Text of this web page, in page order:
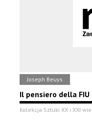
Joseph Beuys
Il pensiero della FIU
Kolekcja Sztuki XX i XXI